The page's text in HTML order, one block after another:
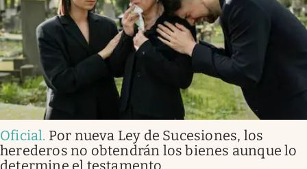
Oficial. Por nueva Ley de Sucesiones, los
herederos no obtendrán los bienes aunque lo
determine el testamento